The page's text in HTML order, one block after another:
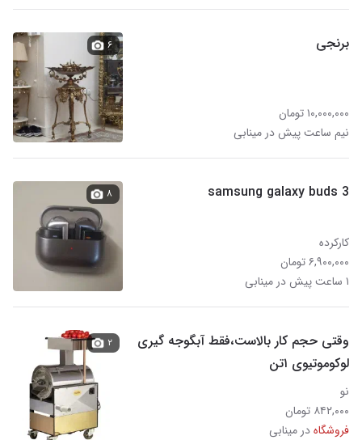
برنجی
۱۰,۰۰۰,۰۰۰ تومان
نیم ساعت پیش در مینابی
۶
samsung galaxy buds 3
کارکرده
۶,۹۰۰,۰۰۰ تومان
۱ ساعت پیش در مینابی
۸
وقتی حجم کار بالاست،فقط آبگوجه گیری
لوکوموتیوی ۱تن
نو
۸۴۲,۰۰۰ تومان
فروشگاهدر مینابی
۲